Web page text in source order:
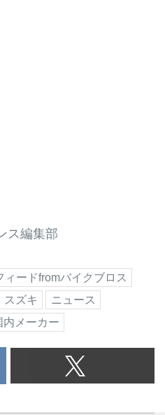
ス編集部
ィードfromバイクブロス
スズキ
ニュース
内メーカー